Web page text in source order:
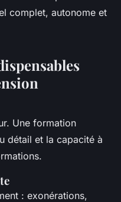
complet, autonome et
Une formation
détail et la capacité à
: exonérations,